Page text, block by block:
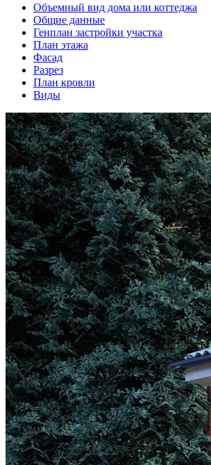
Объемный вид дома или коттеджа
Общие данные
Генплан застройки участка
План этажа
Фасад
Разрез
План кровли
Виды